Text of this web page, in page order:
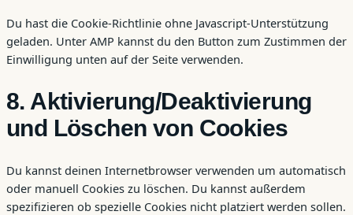
Du hast die Cookie-Richtlinie ohne Javascript-Unterstützung
geladen. Unter AMP kannst du den Button zum Zustimmen der
Einwilligung unten auf der Seite verwenden.
8. Aktivierung/Deaktivierung
und Löschen von Cookies
Du kannst deinen Internetbrowser verwenden um automatisch
oder manuell Cookies zu löschen. Du kannst außerdem
spezifizieren ob spezielle Cookies nicht platziert werden sollen.